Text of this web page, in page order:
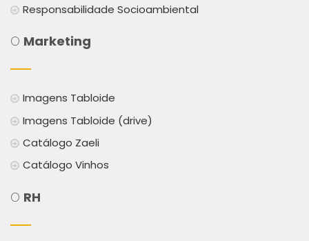
Responsabilidade Socioambiental
O Marketing
Imagens Tabloide
Imagens Tabloide (drive)
Catálogo Zaeli
Catálogo Vinhos
O RH